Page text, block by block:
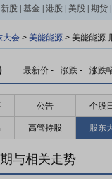
新股 基金 港股 美股 期货
大会 > 美能能源 > 美能能源-
最新价 - 涨跌 - 涨跌
公告 个股
高管持股 股东
与相关走势